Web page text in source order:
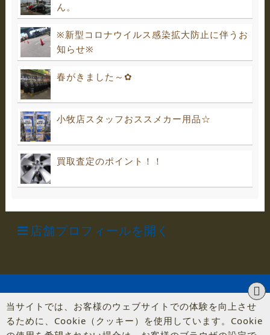
ん。
※新型コロナウイルス感染拡大防止に伴うお
知らせ※
春がきました～✿
小牧店スタッフおススメカー用品☆
買取査定のポイント！！
店舗プロフィールを開く
当サイトでは、お客様のウェブサイトでの体験を向上させ
るために、Cookie（クッキー）を使用しています。Cookie